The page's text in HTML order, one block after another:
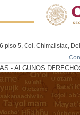
piso 5, Col. Chimalistac,
- ALGUNOS